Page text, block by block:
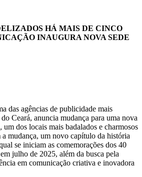
HÁ MAIS DE CINCO
INAUGURA NOVA SEDE
das agências de publicidade mais
Ceará, anuncia mudança para uma nova
um dos locais mais badalados e charmosos
a mudança, um novo capítulo da história
se iniciam as comemorações dos 40
julho de 2025, além da busca pela
em comunicação criativa e inovadora